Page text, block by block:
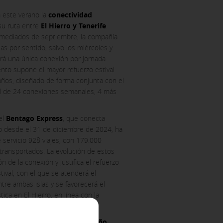
este verano la conectividad
ruta entre El Hierro y Tenerife.
de septiembre, la compañía
por sentido, salvo los miércoles y
una única conexión por jornada
supone el mayor refuerzo estival
diseñado de forma conjunta con el
24 conexiones semanales, 4 más
Bentago Express, que conecta
desde el 31 de diciembre de 2024, ha
928 viajes, con 179.000
La evolución de estos
de la conexión y justifica el refuerzo
con el que se atenderá el
ambas islas y se favorecerá el
en El Hierro, en línea con la
ACCEPT ALL
to block or alert about these
information.